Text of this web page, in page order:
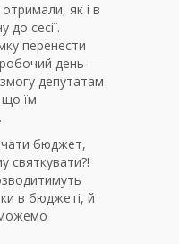
як і в
до сесії.
перенести
робочий день —
депутатам
що їм
бюджет,
святкувати?!
в бюджеті, й
можемо